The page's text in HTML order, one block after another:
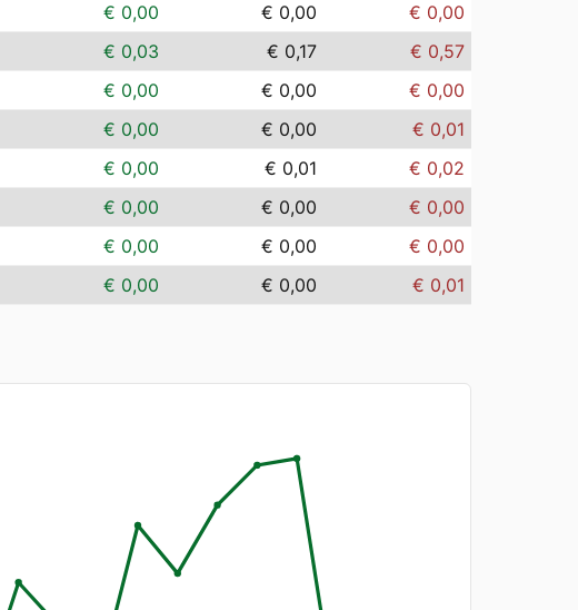
€ 0,00 € 0,00
€ 0,00
€ 0,03 € 0,17
€ 0,57
€ 0,00 € 0,00
€ 0,00
€ 0,00 € 0,00
€ 0,01
€ 0,00 € 0,01
€ 0,02
€ 0,00 € 0,00
€ 0,00
€ 0,00 € 0,00
€ 0,00
€ 0,00 € 0,00 € 0,01